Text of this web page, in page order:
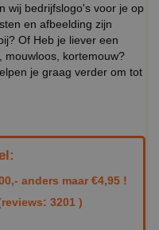
wij bedrijfslogo's voor je op
en afbeelding zijn
Of Heb je liever een
mouwloos, kortemouw?
je graag verder om tot
anders maar €4,95 !
3201 )